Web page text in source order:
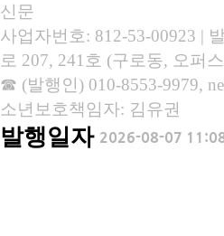
신문
사업자번호: 812-53-00923 |
로 207, 241호 (구로동, 오퍼
☎ (발행인) 010-8553-9979,
소년보호책임자: 김유권
발행일자